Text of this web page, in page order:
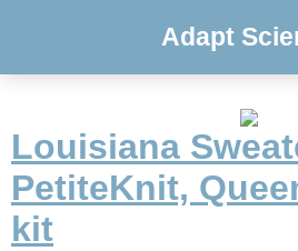
Adapt
Louisiana
PetiteKnit,
kit